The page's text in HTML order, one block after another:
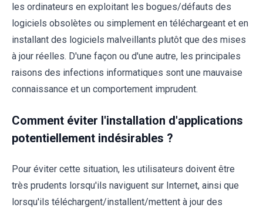
les ordinateurs en exploitant les bogues/défauts des
logiciels obsolètes ou simplement en téléchargeant et en
installant des logiciels malveillants plutôt que des mises
à jour réelles. D'une façon ou d'une autre, les principales
raisons des infections informatiques sont une mauvaise
connaissance et un comportement imprudent.
Comment éviter l'installation d'applications
potentiellement indésirables ?
Pour éviter cette situation, les utilisateurs doivent être
très prudents lorsqu'ils naviguent sur Internet, ainsi que
lorsqu'ils téléchargent/installent/mettent à jour des